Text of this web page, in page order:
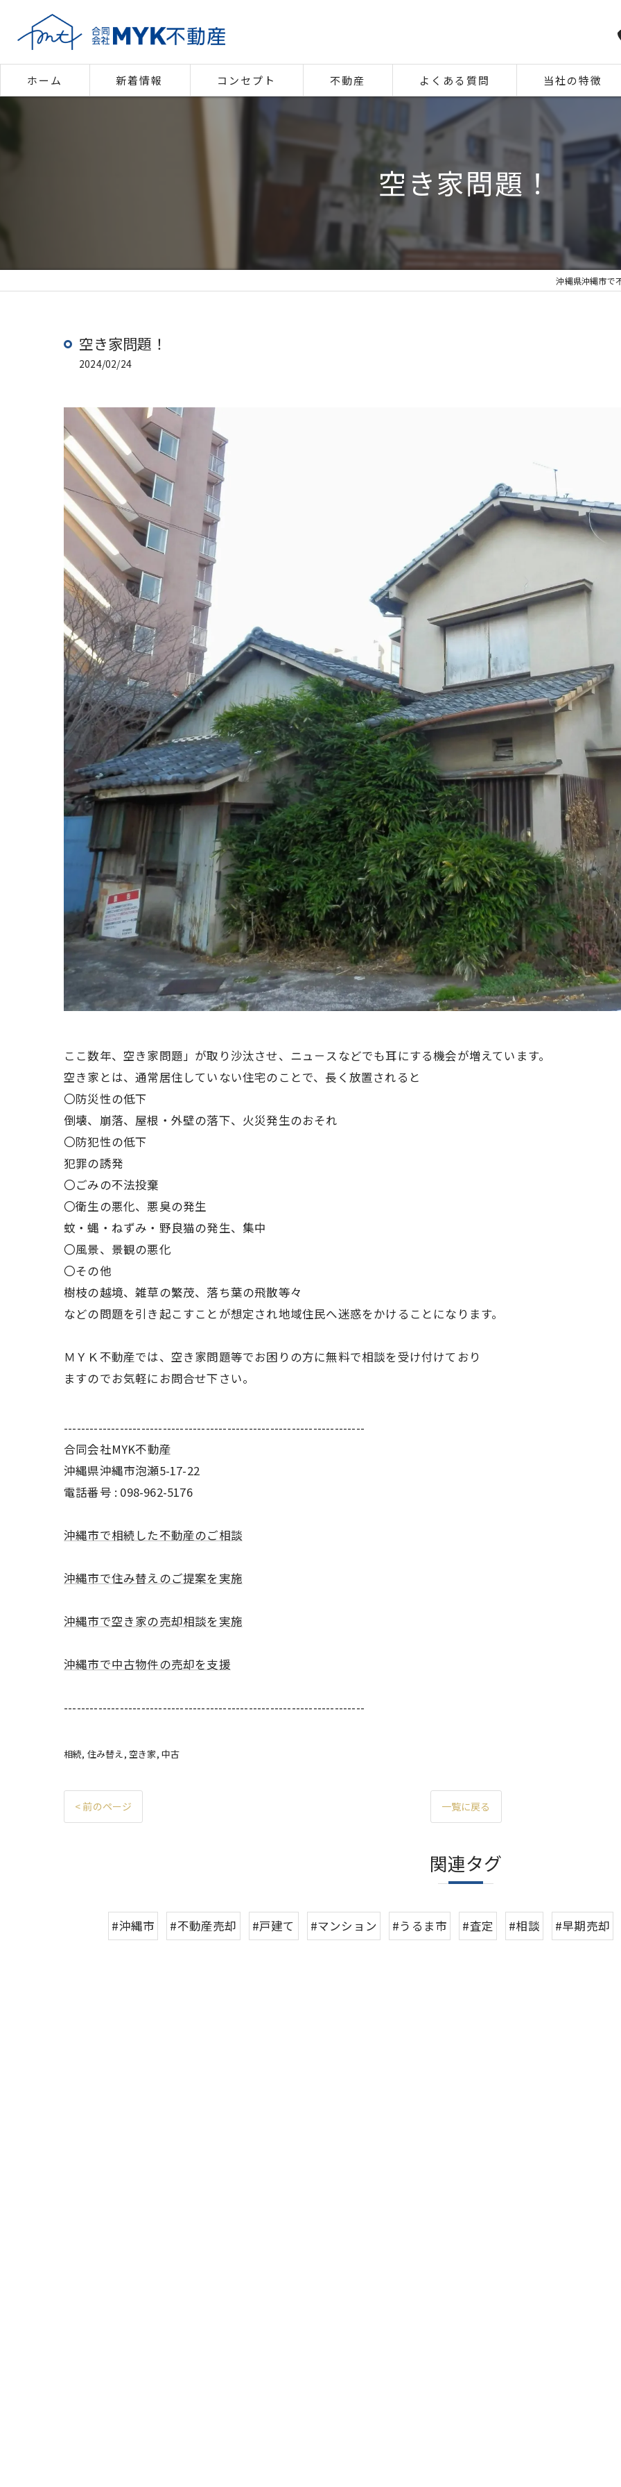
ホーム 新着情報 コンセプト 不動産 よくある質問 当社の特徴
離婚
空き家問題！
沖縄県沖縄市で
空き家問題！
2024/02/24
ここ数年、空き家問題」が取り沙汰させ、ニュ－スなどでも耳にする機会が増えています。
空き家とは、通常居住していない住宅のことで、長く放置されると
〇防災性の低下
倒壊、崩落、屋根・外壁の落下、火災発生のおそれ
〇防犯性の低下
犯罪の誘発
〇ごみの不法投棄
〇衛生の悪化、悪臭の発生
蚊・蝿・ねずみ・野良猫の発生、集中
〇風景、景観の悪化
〇その他
樹枝の越境、雑草の繁茂、落ち葉の飛散等々
などの問題を引き起こすことが想定され地域住民へ迷惑をかけることになります。
ＭＹＫ不動産では、空き家問題等でお困りの方に無料で相談を受け付けており
ますのでお気軽にお問合せ下さい。
----------------------------------------------------------------------
合同会社MYK不動産
沖縄県沖縄市泡瀬5-17-22
電話番号 : 098-962-5176
沖縄市で相続した不動産のご相談
沖縄市で住み替えのご提案を実施
沖縄市で空き家の売却相談を実施
沖縄市で中古物件の売却を支援
----------------------------------------------------------------------
相続 住み替え 空き家 中古
< 前のページ 一覧に戻る
関連タグ
#沖縄市 #不動産売却 #戸建て #マンション #うるま市 #査定 #相談 #早期売却